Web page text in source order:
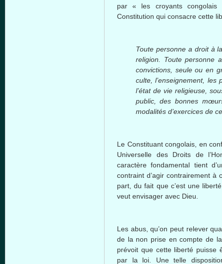
par « les croyants
Constitution qui consacre cette
Toute personne a droit à
religion. Toute personne
convictions, seule ou en
culte, l’enseignement, les
l’état de vie religieuse,
public, des bonnes
modalités d’exercices de
Le Constituant congolais, en
Universelle des Droits de
caractère fondamental tient
contraint d’agir contrairement à
part, du fait que c’est une
veut envisager avec Dieu.
Les abus, qu’on peut relever
de la non prise en compte de
prévoit que cette liberté
par la loi. Une telle